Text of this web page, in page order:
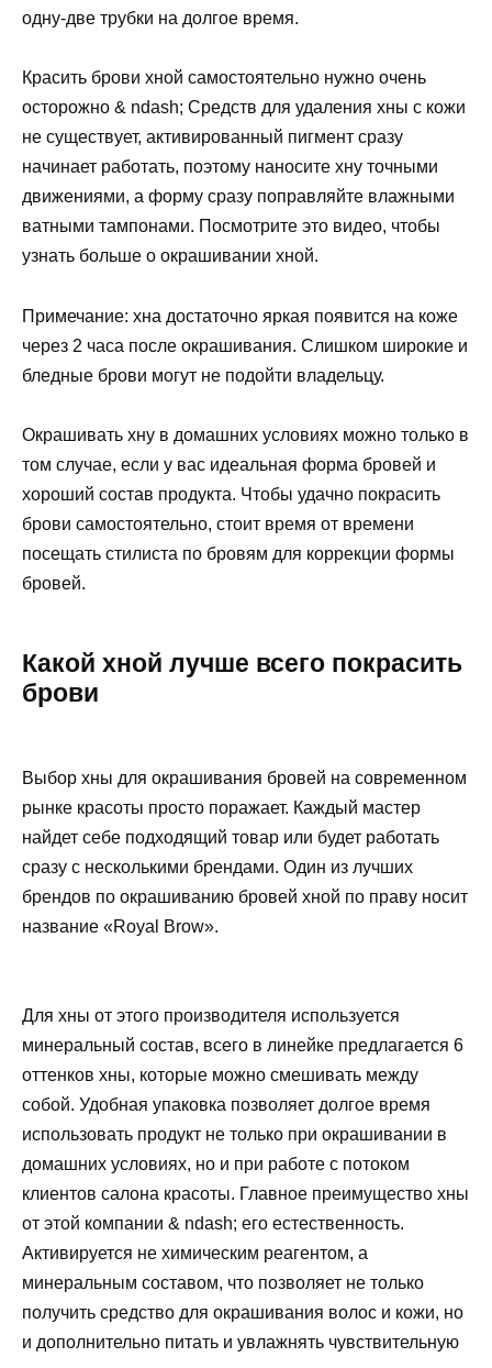
одну-две трубки на долгое время.
Красить брови хной самостоятельно нужно очень
осторожно & ndаsh; Средств для удаления хны с кожи
не существует, активированный пигмент сразу
начинает работать, поэтому наносите хну точными
движениями, а форму сразу поправляйте влажными
ватными тампонами. Посмотрите это видео, чтобы
узнать больше о окрашивании хной.
Примечание: хна достаточно яркая появится на коже
через 2 часа после окрашивания. Слишком широкие и
бледные брови могут не подойти владельцу.
Окрашивать хну в домашних условиях можно только в
том случае, если у вас идеальная форма бровей и
хороший состав продукта. Чтобы удачно покрасить
брови самостоятельно, стоит время от времени
посещать стилиста по бровям для коррекции формы
бровей.
Какой хной лучше всего покрасить
брови
Выбор хны для окрашивания бровей на современном
рынке красоты просто поражает. Каждый мастер
найдет себе подходящий товар или будет работать
сразу с несколькими брендами. Один из лучших
брендов по окрашиванию бровей хной по праву носит
название «Royal Brow».
Для хны от этого производителя используется
минеральный состав, всего в линейке предлагается 6
оттенков хны, которые можно смешивать между
собой. Удобная упаковка позволяет долгое время
использовать продукт не только при окрашивании в
домашних условиях, но и при работе с потоком
клиентов салона красоты. Главное преимущество хны
от этой компании & ndаsh; его естественность.
Активируется не химическим реагентом, а
минеральным составом, что позволяет не только
получить средство для окрашивания волос и кожи, но
и дополнительно питать и увлажнять чувствительную